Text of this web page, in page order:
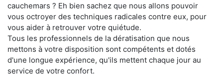
cauchemars ? Eh bien sachez que nous allons pouvoir
vous octroyer des techniques radicales contre eux, pour
vous aider à retrouver votre quiétude.
Tous les professionnels de la dératisation que nous
mettons à votre disposition sont compétents et dotés
d'une longue expérience, qu'ils mettent chaque jour au
service de votre confort.